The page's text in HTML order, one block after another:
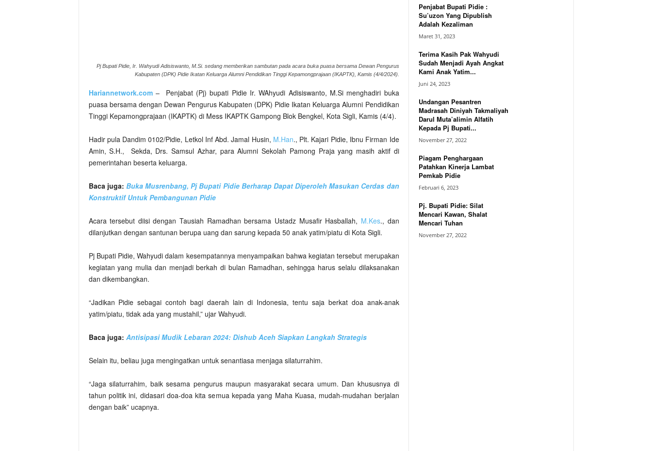
Pj Bupati Pidie, Ir. Wahyudi Adisiswanto, M.Si. sedang memberikan sambutan pada acara buka puasa bersama Dewan Pengurus
Kabupaten (DPK) Pidie Ikatan Keluarga Alumni Pendidikan Tinggi Kepamongprajaan (IKAPTK), Kamis (4/4/2024).
Hariannetwork.com– Penjabat (Pj) bupati Pidie Ir. WAhyudi Adisiswanto, M.Si menghadiri buka
puasa bersama dengan Dewan Pengurus Kabupaten (DPK) Pidie Ikatan Keluarga Alumni Pendidikan
Tinggi Kepamongprajaan (IKAPTK) di Mess IKAPTK Gampong Blok Bengkel, Kota Sigli, Kamis (4/4).
Hadir pula Dandim 0102/Pidie, Letkol Inf Abd. Jamal Husin, M.Han., Plt. Kajari Pidie, Ibnu Firman Ide
Amin, S.H., Sekda, Drs. Samsul Azhar, para Alumni Sekolah Pamong Praja yang masih aktif di
pemerintahan beserta keluarga.
Baca juga: Buka Musrenbang, Pj Bupati Pidie Berharap Dapat Diperoleh Masukan Cerdas dan
Konstruktif Untuk Pembangunan Pidie
Acara tersebut diisi dengan Tausiah Ramadhan bersama Ustadz Musafir Hasballah, M.Kes., dan
dilanjutkan dengan santunan berupa uang dan sarung kepada 50 anak yatim/piatu di Kota Sigli.
Pj Bupati Pidie, Wahyudi dalam kesempatannya menyampaikan bahwa kegiatan tersebut merupakan
kegiatan yang mulia dan menjadi berkah di bulan Ramadhan, sehingga harus selalu dilaksanakan
dan dikembangkan.
“Jadikan Pidie sebagai contoh bagi daerah lain di Indonesia, tentu saja berkat doa anak-anak
yatim/piatu, tidak ada yang mustahil,” ujar Wahyudi.
Baca juga: Antisipasi Mudik Lebaran 2024: Dishub Aceh Siapkan Langkah Strategis
Selain itu, beliau juga mengingatkan untuk senantiasa menjaga silaturrahim.
“Jaga silaturrahim, baik sesama pengurus maupun masyarakat secara umum. Dan khususnya di
tahun politik ini, didasari doa-doa kita semua kepada yang Maha Kuasa, mudah-mudahan berjalan
dengan baik” ucapnya.
Penjabat Bupati Pidie :
Su’uzon Yang Dipublish
Adalah Kezaliman
Maret 31, 2023
Terima Kasih Pak Wahyudi
Sudah Menjadi Ayah Angkat
Kami Anak Yatim...
Juni 24, 2023
Undangan Pesantren
Madrasah Diniyah Takmaliyah
Darul Muta’alimin Alfatih
Kepada Pj Bupati...
November 27, 2022
Piagam Penghargaan
Patahkan Kinerja Lambat
Pemkab Pidie
Februari 6, 2023
Pj. Bupati Pidie: Silat
Mencari Kawan, Shalat
Mencari Tuhan
November 27, 2022